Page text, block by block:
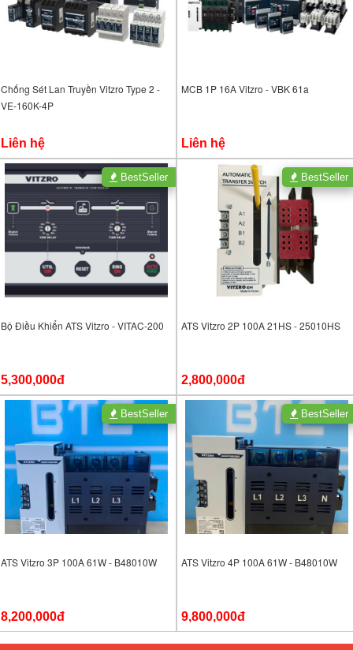
Chống Sét Lan Truyền Vitzro Type 2 -
VE-160K-4P
Liên hệ
MCB 1P 16A Vitzro - VBK 61a
Liên hệ
Bộ Điều Khiển ATS Vitzro - VITAC-200
5,300,000đ
BestSeller
ATS Vitzro 2P 100A 21HS - 25010HS
2,800,000đ
BestSeller
ATS Vitzro 3P 100A 61W - B48010W
8,200,000đ
BestSeller
ATS Vitzro 4P 100A 61W - B48010W
9,800,000đ
BestSeller